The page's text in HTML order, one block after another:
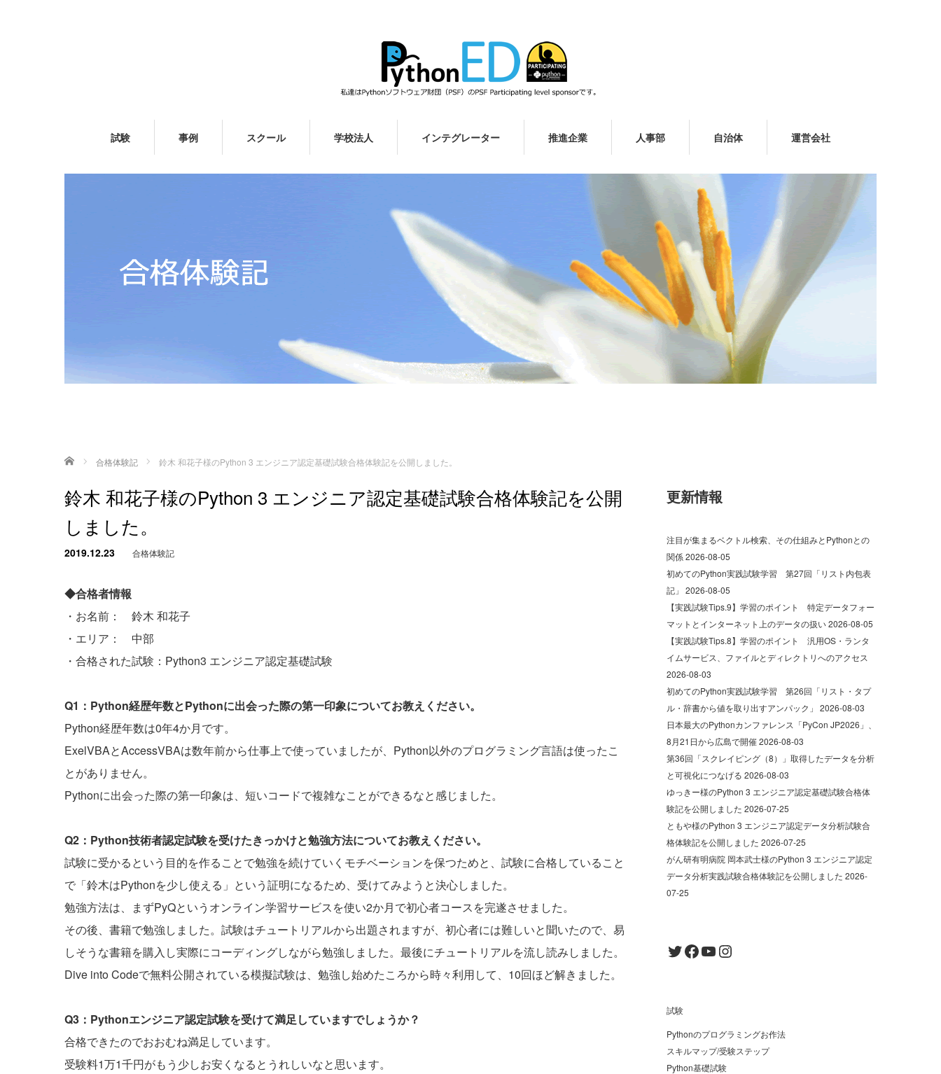
試験 事例 スクール 学校法人 インテグレーター 推進企業 人事部 自治体 運営会社
ホーム 合格体験記 鈴木 和花子様のPython 3 エンジニア認定基礎試験合格体験記を公開しました。
鈴木 和花子様のPython 3 エンジニア認定基礎試験合格体験記を公開
しました。
2019.12.23 合格体験記
◆合格者情報
・お名前： 鈴木 和花子
・エリア： 中部
・合格された試験：Python3 エンジニア認定基礎試験
Q1：Python経歴年数とPythonに出会った際の第一印象についてお教えください。
Python経歴年数は0年4か月です。
ExelVBAとAccessVBAは数年前から仕事上で使っていましたが、Python以外のプログラミング言語は使ったこ
とがありません。
Pythonに出会った際の第一印象は、短いコードで複雑なことができるなと感じました。
Q2：Python技術者認定試験を受けたきっかけと勉強方法についてお教えください。
試験に受かるという目的を作ることで勉強を続けていくモチベーションを保つためと、試験に合格していること
で「鈴木はPythonを少し使える」という証明になるため、受けてみようと決心しました。
勉強方法は、まずPyQというオンライン学習サービスを使い2か月で初心者コースを完遂させました。
その後、書籍で勉強しました。試験はチュートリアルから出題されますが、初心者には難しいと聞いたので、易
しそうな書籍を購入し実際にコーディングしながら勉強しました。最後にチュートリアルを流し読みしました。
Dive into Codeで無料公開されている模擬試験は、勉強し始めたころから時々利用して、10回ほど解きました。
Q3：Pythonエンジニア認定試験を受けて満足していますでしょうか？
合格できたのでおおむね満足しています。
受験料1万1千円がもう少しお安くなるとうれしいなと思います。
更新情報
注目が集まるベクトル検索、その仕組みとPythonとの
関係2026-08-05
初めてのPython実践試験学習 第27回「リスト内包表
記」 2026-08-05
【実践試験Tips.9】学習のポイント 特定データフォー
マットとインターネット上のデータの扱い2026-08-05
【実践試験Tips.8】学習のポイント 汎用OS・ランタ
イムサービス、ファイルとディレクトリへのアクセス
2026-08-03
初めてのPython実践試験学習 第26回「リスト・タプ
ル・辞書から値を取り出すアンパック」 2026-08-03
日本最大のPythonカンファレンス「PyCon JP2026」、
8月21日から広島で開催2026-08-03
第36回「スクレイピング（8）」取得したデータを分析
と可視化につなげる 2026-08-03
ゆっきー様のPython 3 エンジニア認定基礎試験合格体
験記を公開しました 2026-07-25
ともや様のPython 3 エンジニア認定データ分析試験合
格体験記を公開しました 2026-07-25
がん研有明病院 岡本武士様のPython 3 エンジニア認定
データ分析実践試験合格体験記を公開しました 2026-
07-25
Twitter
Facebook
YouTube
Instagram
試験
Pythonのプログラミングお作法
スキルマップ/受験ステップ
Python基礎試験